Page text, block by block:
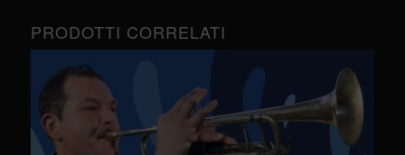
PRODOTTI CORRELATI